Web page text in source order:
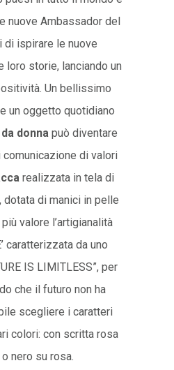
nuove Ambassador del
di ispirare le nuove
loro storie, lanciando un
Un bellissimo
un oggetto quotidiano
donna può diventare
di valori
realizzata in tela di
dotata di manici in pelle
valore l’artigianalità
caratterizzata da uno
IS LIMITLESS”, per
che il futuro non ha
scegliere i caratteri
colori: con scritta rosa
nero su rosa.